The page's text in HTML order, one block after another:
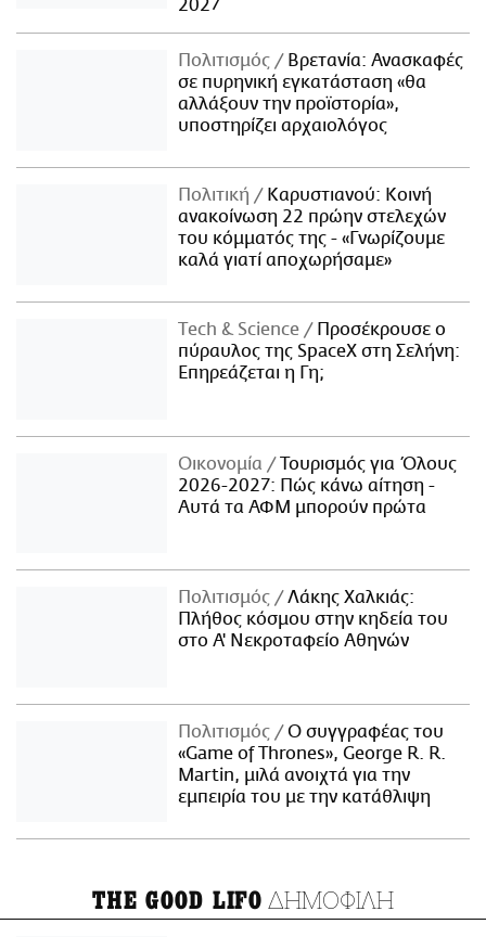
2027
Πολιτισμός
Βρετανία: Ανασκαφές
σε πυρηνική εγκατάσταση «θα
αλλάξουν την προϊστορία»,
υποστηρίζει αρχαιολόγος
Πολιτική
Καρυστιανού: Κοινή
ανακοίνωση 22 πρώην στελεχών
του κόμματός της - «Γνωρίζουμε
καλά γιατί αποχωρήσαμε»
Τech & Science
Προσέκρουσε ο
πύραυλος της SpaceX στη Σελήνη:
Επηρεάζεται η Γη;
Οικονομία
Τουρισμός για Όλους
2026-2027: Πώς κάνω αίτηση -
Αυτά τα ΑΦΜ μπορούν πρώτα
Πολιτισμός
Λάκης Χαλκιάς:
Πλήθος κόσμου στην κηδεία του
στο Α' Νεκροταφείο Αθηνών
Πολιτισμός
Ο συγγραφέας του
«Game of Thrones», George R. R.
Martin, μιλά ανοιχτά για την
εμπειρία του με την κατάθλιψη
THE GOOD LIFO ΔΗΜΟΦΙΛΗ